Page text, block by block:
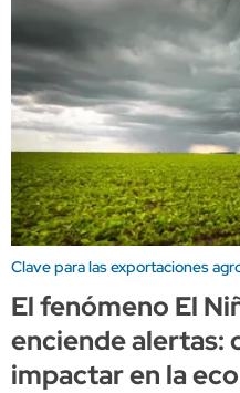
Clave para las exportaciones
El fenómeno El
enciende alertas:
impactar en la